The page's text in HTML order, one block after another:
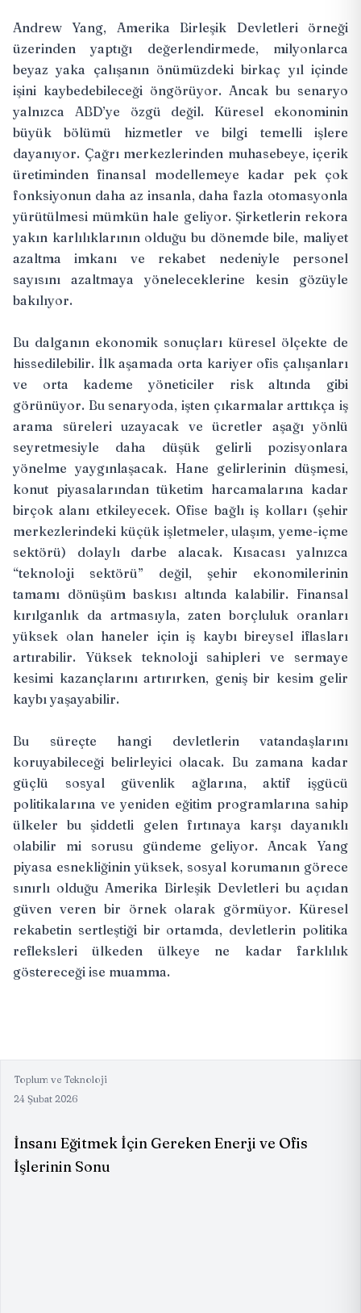
Andrew Yang, Amerika Birleşik Devletleri örneği
üzerinden yaptığı değerlendirmede, milyonlarca
beyaz yaka çalışanın önümüzdeki birkaç yıl içinde
işini kaybedebileceği öngörüyor. Ancak bu senaryo
yalnızca ABD’ye özgü değil. Küresel ekonominin
büyük bölümü hizmetler ve bilgi temelli işlere
dayanıyor. Çağrı merkezlerinden muhasebeye, içerik
üretiminden finansal modellemeye kadar pek çok
fonksiyonun daha az insanla, daha fazla otomasyonla
yürütülmesi mümkün hale geliyor. Şirketlerin rekora
yakın karlılıklarının olduğu bu dönemde bile, maliyet
azaltma imkanı ve rekabet nedeniyle personel
sayısını azaltmaya yöneleceklerine kesin gözüyle
bakılıyor.
Bu dalganın ekonomik sonuçları küresel ölçekte de
hissedilebilir. İlk aşamada orta kariyer ofis çalışanları
ve orta kademe yöneticiler risk altında gibi
görünüyor. Bu senaryoda, işten çıkarmalar arttıkça iş
arama süreleri uzayacak ve ücretler aşağı yönlü
seyretmesiyle daha düşük gelirli pozisyonlara
yönelme yaygınlaşacak. Hane gelirlerinin düşmesi,
konut piyasalarından tüketim harcamalarına kadar
birçok alanı etkileyecek. Ofise bağlı iş kolları (şehir
merkezlerindeki küçük işletmeler, ulaşım, yeme-içme
sektörü) dolaylı darbe alacak. Kısacası yalnızca
“teknoloji sektörü” değil, şehir ekonomilerinin
tamamı dönüşüm baskısı altında kalabilir. Finansal
kırılganlık da artmasıyla, zaten borçluluk oranları
yüksek olan haneler için iş kaybı bireysel iflasları
artırabilir. Yüksek teknoloji sahipleri ve sermaye
kesimi kazançlarını artırırken, geniş bir kesim gelir
kaybı yaşayabilir.
Bu süreçte hangi devletlerin vatandaşlarını
koruyabileceği belirleyici olacak. Bu zamana kadar
güçlü sosyal güvenlik ağlarına, aktif işgücü
politikalarına ve yeniden eğitim programlarına sahip
ülkeler bu şiddetli gelen fırtınaya karşı dayanıklı
olabilir mi sorusu gündeme geliyor. Ancak Yang
piyasa esnekliğinin yüksek, sosyal korumanın görece
sınırlı olduğu Amerika Birleşik Devletleri bu açıdan
güven veren bir örnek olarak görmüyor. Küresel
rekabetin sertleştiği bir ortamda, devletlerin politika
refleksleri ülkeden ülkeye ne kadar farklılık
göstereceği ise muamma.
Toplum ve Teknoloji
24 Şubat 2026
İnsanı Eğitmek İçin Gereken Enerji ve Ofis
İşlerinin Sonu